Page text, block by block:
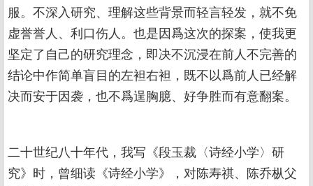
服。不深入研究、理解这些背景而轻言轻发，就不免
虚誉誉人、利口伤人。也是因爲这次的探案，使我更
坚定了自己的研究理念，即决不沉浸在前人不完善的
结论中作简单盲目的左袒右袒，既不以爲前人已经解
决而安于因袭，也不爲逞胸臆、好争胜而有意翻案。
二十世纪八十年代，我写《段玉裁〈诗经小学〉研
究》时，曾细读《诗经小学》，对陈寿祺、陈乔枞父